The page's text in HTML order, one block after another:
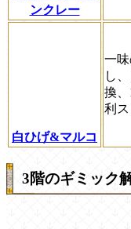
ンクレー
白ひげ&マルコ
一
し
換
利
3階のギミック